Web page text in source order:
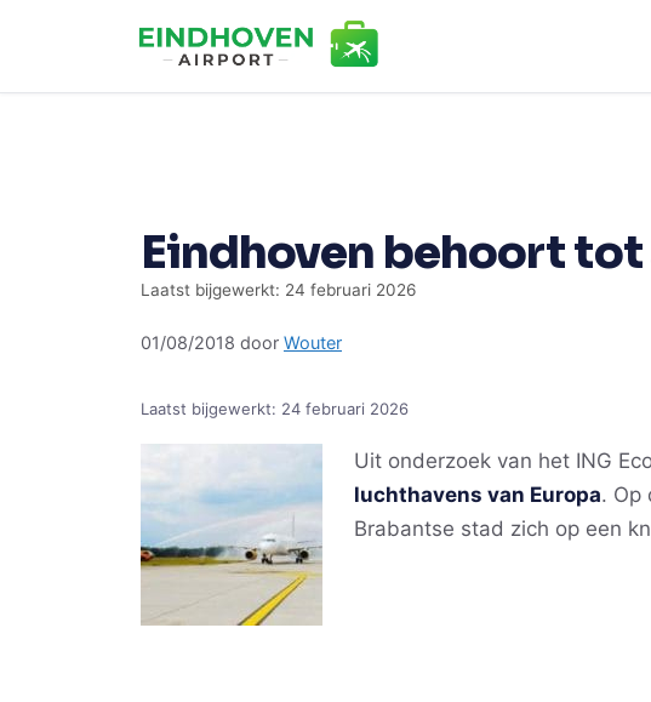
Eindhoven behoort
Laatst bijgewerkt: 24 februari 2026
01/08/2018 door Wouter
Laatst bijgewerkt: 24 februari 2026
Uit onderzoek van het ING
luchthavens van Europa. Op
Brabantse stad zich op een